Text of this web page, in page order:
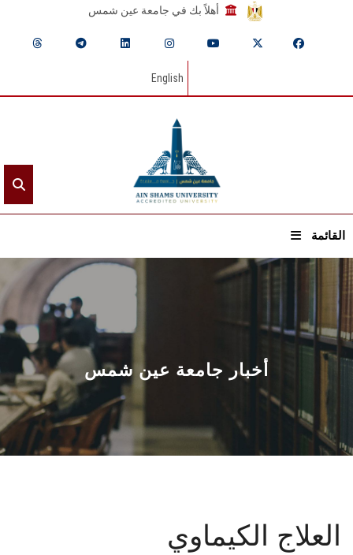
أهلاً بك في جامعة عين شمس
English
القائمة
الرئيسيـة
عن الجامعة
القطاعـات
الشئون الأكاديمية
البحث العلمي
أخبار جامعة عين شمس
العلاج الكيماوي